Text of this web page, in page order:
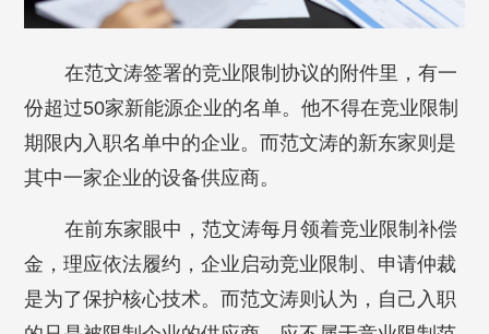
在范文涛签署的竞业限制协议的附件里，有一
份超过50家新能源企业的名单。他不得在竞业限制
期限内入职名单中的企业。而范文涛的新东家则是
其中一家企业的设备供应商。
在前东家眼中，范文涛每月领着竞业限制补偿
金，理应依法履约，企业启动竞业限制、申请仲裁
是为了保护核心技术。而范文涛则认为，自己入职